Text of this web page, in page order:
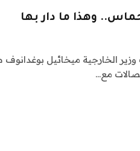
وهذا ما دار بها
الخارجية ميخائيل بوغدانوف
مع…